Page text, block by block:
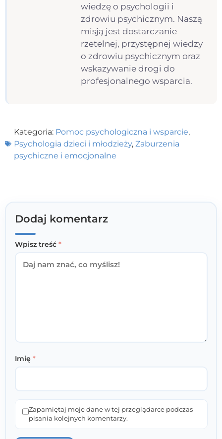
wiedzę o psychologii i
zdrowiu psychicznym. Naszą
misją jest dostarczanie
rzetelnej, przystępnej wiedzy
o zdrowiu psychicznym oraz
wskazywanie drogi do
profesjonalnego wsparcia.
Kategoria: Pomoc psychologiczna i wsparcie,
Psychologia dzieci i młodzieży, Zaburzenia
psychiczne i emocjonalne
Dodaj komentarz
Wpisz treść *
Imię *
Zapamiętaj moje dane w tej przeglądarce podczas
pisania kolejnych komentarzy.